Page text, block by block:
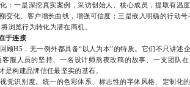
一是深挖真实案例，采访创始人、核心成员，提取有温
变化、客户增长曲线，增强可信度；三是嵌入明确的行动号
浏览行为转化为潜在商机。
于连接
H5，无一例外都具备“以人为本”的特质。它们不只讲述
服人员的坚持、一名设计师熬夜改稿的故事、一支团队
构建品牌信任最坚实的基石。
识别度。统一的色彩体系、标志性的字体风格、定制化